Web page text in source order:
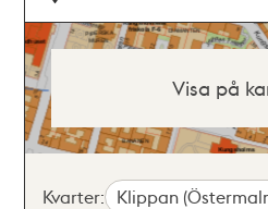
Visa på
Kvarter: Klippan